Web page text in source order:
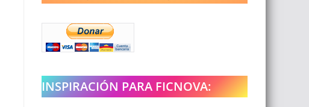
INSPIRACIÓN PARA FICNOVA: